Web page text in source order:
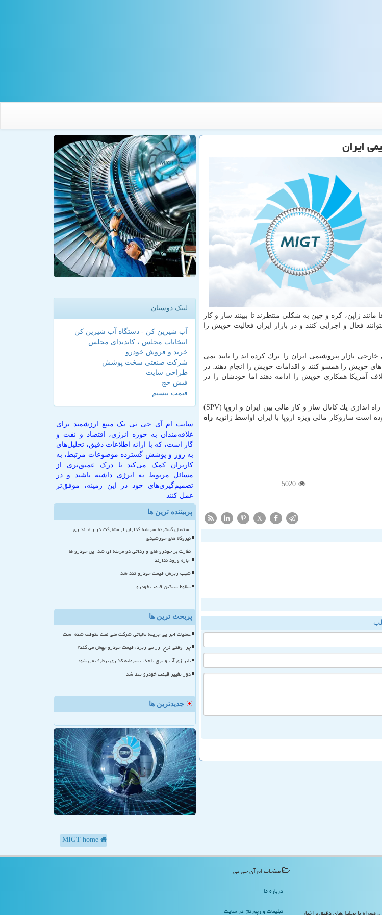
ایران
ژاپن، كره و چین به شكلی منتظرند تا ببینند ساز و كار
فعال و اجرایی كنند و در بازار ایران فعالیت خویش را
خارجی بازار پتروشیمی ایران را ترك كرده اند را تایید نمی
های خویش را همسو كنند و اقدامات خویش را انجام دهند. در
آمریكا همكاری خویش را ادامه دهند اما خودشان را در
بر اساس این گزارش، پس از این كه آمریكا از برجام خارج شد، ایران و اروپا جهت راه اندازی یك كانال ساز و كار مالی بین ایران و اروپا (SPV)
است سازوكار مالی ویژه اروپا با ایران اواسط ژانویه راه
5020
X
لینک دوستان
آب شیرین کن - دستگاه آب شیرین کن
انتخابات مجلس ، کاندیدای مجلس
خرید و فروش خودرو
شرکت صنعتی سخت پوشش
طراحی سایت
فیش حج
قیمت بیسیم
سایت ام آی جی تی یک منبع ارزشمند برای
علاقه‌مندان به حوزه انرژی، اقتصاد و نفت و
گاز است، که با ارائه اطلاعات دقیق، تحلیل‌های
به روز و پوشش گسترده موضوعات مرتبط، به
کاربران کمک می‌کند تا درک عمیق‌تری از
مسائل مربوط به انرژی داشته باشند و در
تصمیم‌گیری‌های خود در این زمینه، موفق‌تر
عمل کنند
پربیننده ترین ها
استقبال گسترده سرمایه گذاران از مشارکت در راه اندازی
نیروگاه های خورشیدی
نظارت بر خودرو های وارداتی دو مرحله ای شد این خودرو ها
اجازه ورود ندارند
شیب ریزش قیمت خودرو تند شد
سقوط سنگین قیمت خودرو
پربحث ترین ها
عملیات اجرایی جریمه مالیاتی شرکت ملی نفت متوقف شده است
چرا وقتی نرخ ارز می ریزد، قیمت خودرو جهش می کند؟
ناترازی آب و برق با جذب سرمایه گذاری برطرف می شود
دور تغییر قیمت خودرو تند شد
جدیدترین ها
صفحات ام آی جی تی
درباره ما
تبلیغات و رپورتاژ در سایت